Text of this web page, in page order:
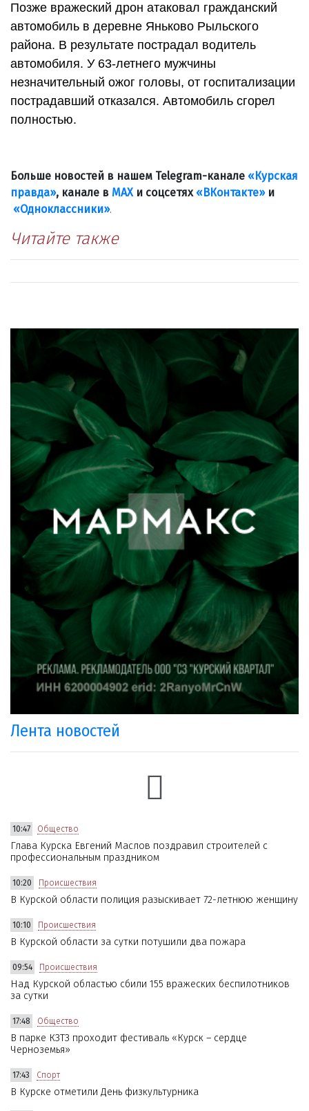
Позже вражеский дрон атаковал гражданский
автомобиль в деревне Яньково Рыльского
района. В результате пострадал водитель
автомобиля. У 63-летнего мужчины
незначительный ожог головы, от госпитализации
пострадавший отказался. Автомобиль сгорел
полностью.
Больше новостей в нашем Telegram-канале «Курская
правда», канале в МАХи соцсетях «ВКонтакте»и
«Одноклассники».
Читайте также
Лента новостей
10:47 Общество
Глава Курска Евгений Маслов поздравил строителей с
профессиональным праздником
10:20 Происшествия
В Курской области полиция разыскивает 72-летнюю женщину
10:10 Происшествия
В Курской области за сутки потушили два пожара
09:54 Происшествия
Над Курской областью сбили 155 вражеских беспилотников
за сутки
17:48 Общество
В парке КЗТЗ проходит фестиваль «Курск – сердце
Черноземья»
17:43 Спорт
В Курске отметили День физкультурника